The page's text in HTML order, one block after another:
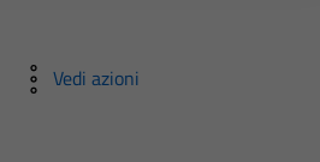
Vedi azioni